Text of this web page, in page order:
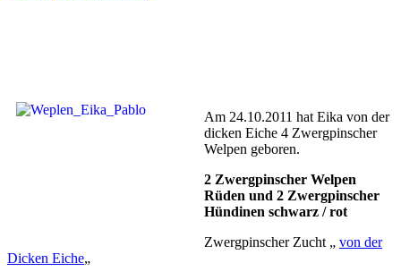
Am 24.10.2011 hat Eika von der
dicken Eiche 4 Zwergpinscher
Welpen geboren.
2 Zwergpinscher Welpen
Rüden und 2 Zwergpinscher
Hündinen schwarz / rot
Zwergpinscher Zucht „ von der
Dicken Eiche„